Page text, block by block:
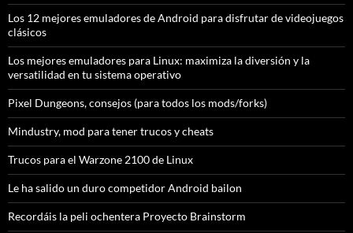
Los 12 mejores emuladores de Android para disfrutar de videojuegos
clásicos
Los mejores emuladores para Linux: maximiza la diversión y la
versatilidad en tu sistema operativo
Pixel Dungeons, consejos (para todos los mods/forks)
Mindustry, mod para tener trucos y cheats
Trucos para el Warzone 2100 de Linux
Le ha salido un duro competidor Android bailon
Recordáis la peli ochentera Proyecto Brainstorm